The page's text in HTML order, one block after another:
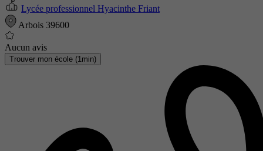
Lycée professionnel Hyacinthe Friant
Arbois 39600
Aucun avis
Trouver mon école (1min)